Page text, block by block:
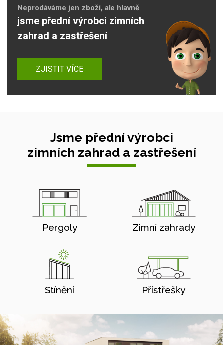
Neprodáváme jen zboží, ale hlavně
jsme přední výrobci zimních
zahrad a zastřešení
ZJISTIT VÍCE
Jsme přední výrobci
zimních zahrad a zastřešení
Pergoly Zimní zahrady
Stínění Přístřešky